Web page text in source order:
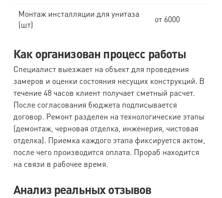
Монтаж инсталляции для унитаза
(шт)
от 6000
Как организован процесс работы
Специалист выезжает на объект для проведения
замеров и оценки состояния несущих конструкций. В
течение 48 часов клиент получает сметный расчет.
После согласования бюджета подписывается
договор. Ремонт разделен на технологические этапы
(демонтаж, черновая отделка, инженерия, чистовая
отделка). Приемка каждого этапа фиксируется актом,
после чего производится оплата. Прораб находится
на связи в рабочее время.
Анализ реальных отзывов